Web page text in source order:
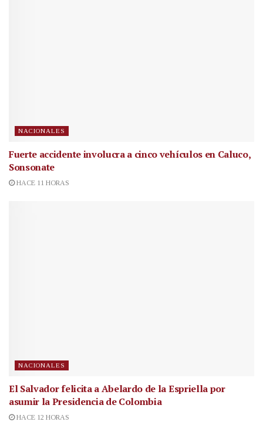
NACIONALES
Fuerte accidente involucra a cinco vehículos en Caluco,
Sonsonate
HACE 11 HORAS
NACIONALES
El Salvador felicita a Abelardo de la Espriella por
asumir la Presidencia de Colombia
HACE 12 HORAS